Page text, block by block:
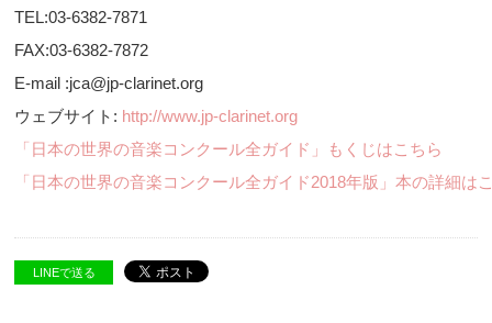
TEL:03-6382-7871
FAX:03-6382-7872
E-mail :jca@jp-clarinet.org
ウェブサイト: http://www.jp-clarinet.org
「日本の世界の音楽コンクール全ガイド」もくじはこちら
「日本の世界の音楽コンクール全ガイド2018年版」本の詳細は
LINEで送る